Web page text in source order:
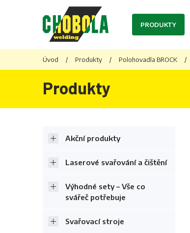
PRODUKTY
Úvod / Produkty / Polohovadla BROCK /
Produkty
Akční produkty
Laserové svařování a čištění
Výhodné sety – Vše co
svářeč potřebuje
Svařovací stroje